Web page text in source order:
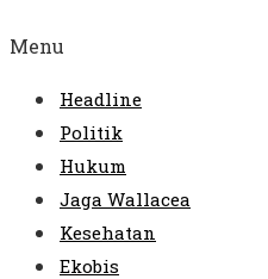
Menu
Headline
Politik
Hukum
Jaga Wallacea
Kesehatan
Ekobis